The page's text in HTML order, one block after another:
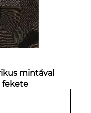
mintával
fekete